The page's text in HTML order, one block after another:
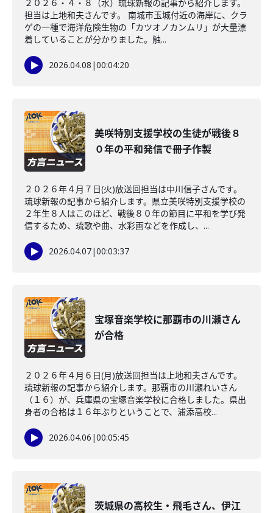
２０２６・４・８（水）琉球新報の記事から紹介します。
担当は上地和夫さんです。 南城市玉城付近の海岸に、クラ
ゲの一種で海洋危険生物の「カツオノカンムリ」が大量漂
着していることが分かりました。触...
2026.04.08 |00:04:20
美咲特別支援学校の生徒が戦後８
０年の平和発信で冊子作製
２０２６年４月７日(火)放送回担当は中川信子さんです。
琉球新報の記事から紹介します。県立美咲特別支援学校の
２年生８人はこのほど、戦後８０年の節目に平和を学び発
信するため、琉歌や曲、水彩画などを作成し、...
2026.04.07|00:03:37
宝塚音楽学校に那覇市の川瀬さん
が合格
２０２６年４月６日(月)放送回担当は上地和夫さんです。
琉球新報の記事から紹介します。那覇市の川瀬れいさん
（１６）が、兵庫県の宝塚音楽学校に合格しました。県出
身者の合格は１６年ぶりということで、浦添高校...
2026.04.06 |00:05:45
茨城県の高校生・飛毛さん、伊江